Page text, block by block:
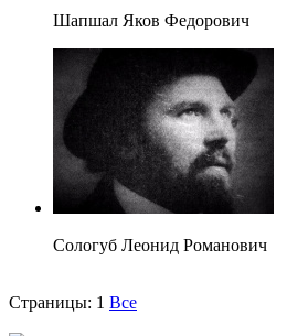
Шапшал Яков Федорович
Сологуб Леонид Романович
Страницы: 1 Все